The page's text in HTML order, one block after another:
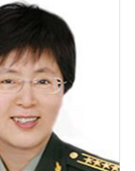
友文苑
视界
创大赛
长致辞
会名单
度法规
系我们